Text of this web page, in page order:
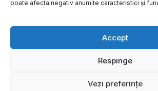
poate afecta negativ anumite caracteristici și
Accept
Respinge
Vezi preferințe
Copyright ©2026